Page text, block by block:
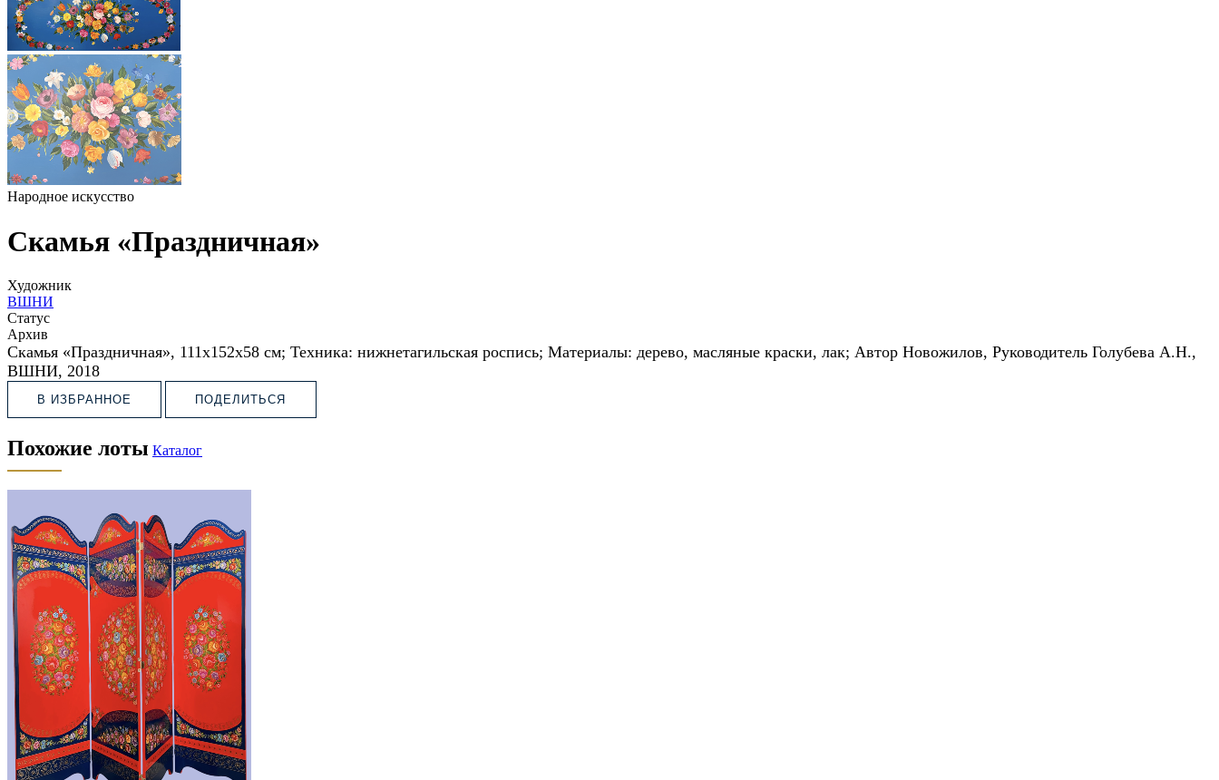
Народное искусство
Скамья «Праздничная»
Художник
ВШНИ
Статус
Архив
Скамья «Праздничная», 111х152х58 см; Техника: нижнетагильская роспись; Материалы: дерево, масляные краски, лак; Автор Новожилов, Руководитель Голубева А.Н.,
ВШНИ, 2018
В ИЗБРАННОЕ ПОДЕЛИТЬСЯ
Похожие лоты Каталог